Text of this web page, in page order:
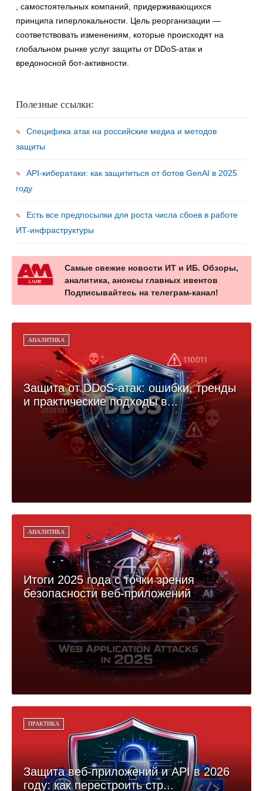
, самостоятельных компаний, придерживающихся
принципа гиперлокальности. Цель реорганизации —
соответствовать изменениям, которые происходят на
глобальном рынке услуг защиты от DDoS-атак и
вредоносной бот-активности.
Полезные ссылки:
Специфика атак на российские медиа и методов
защиты
API-кибератаки: как защититься от ботов GenAI в 2025
году
Есть все предпосылки для роста числа сбоев в работе
ИТ-инфраструктуры
Самые свежие новости ИТ и ИБ. Обзоры,
аналитика, анонсы главных ивентов
Подписывайтесь на телеграм-канал!
АНАЛИТИКА
Защита от DDoS-атак: ошибки, тренды
и практические подходы в...
АНАЛИТИКА
Итоги 2025 года с точки зрения
безопасности веб-приложений
ПРАКТИКА
Защита веб-приложений и API в 2026
году: как перестроить стр...